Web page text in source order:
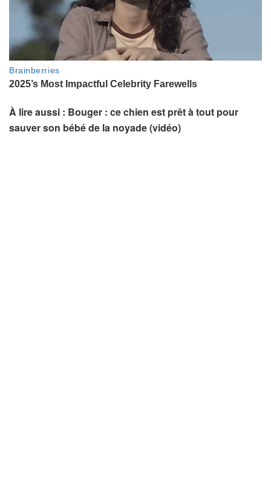
À lire aussi : Bouger : ce chien est prêt à tout pour
sauver son bébé de la noyade (vidéo)